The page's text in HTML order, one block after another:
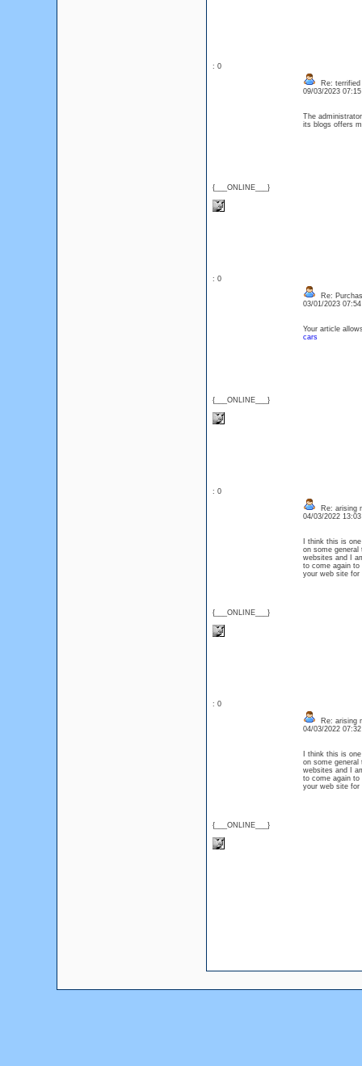
: 0
{___ONLINE___}
Re:
09/03/2023
The
its blogs offers
: 0
{___ONLINE___}
Re:
03/01/2023
Your article
cars
: 0
{___ONLINE___}
Re: arising
04/03/2022
I think this is
on some
websites and I
to come again to
your web site for
: 0
{___ONLINE___}
Re: arising
04/03/2022
I think this is
on some
websites and I
to come again to
your web site for